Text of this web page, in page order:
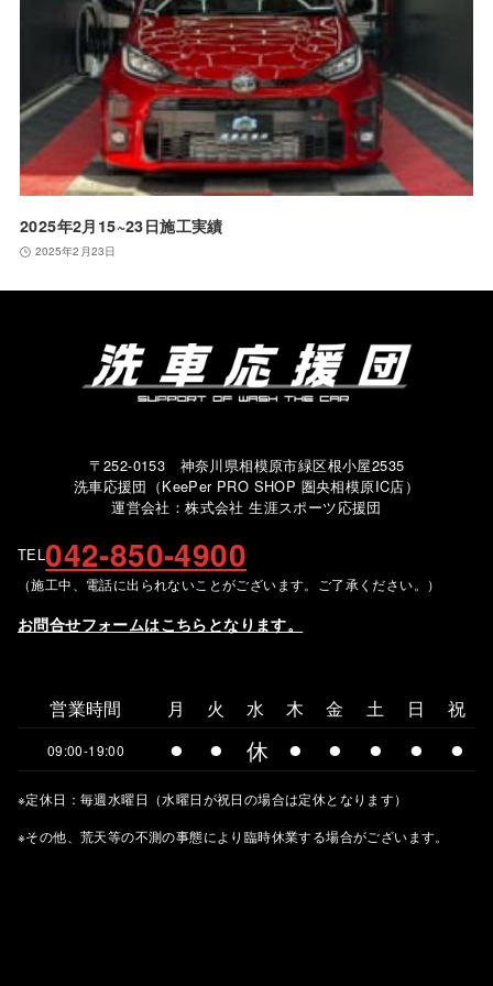
2025年2月15~23日施工実績
2025年2月23日
〒252-0153 神奈川県相模原市緑区根小屋2535
洗車応援団（KeePer PRO SHOP 圏央相模原IC店）
運営会社：株式会社 生涯スポーツ応援団
TEL042-850-4900
（施工中、電話に出られないことがございます。ご了承ください。）
お問合せフォームはこちらとなります。
営業時間 月 火 水 木 金 土 日 祝
09:00-19:00 ⚫︎ ⚫︎ 休 ⚫︎ ⚫︎ ⚫︎ ⚫︎ ⚫︎
※定休日：毎週水曜日（水曜日が祝日の場合は定休となります）
※その他、荒天等の不測の事態により臨時休業する場合がございます。